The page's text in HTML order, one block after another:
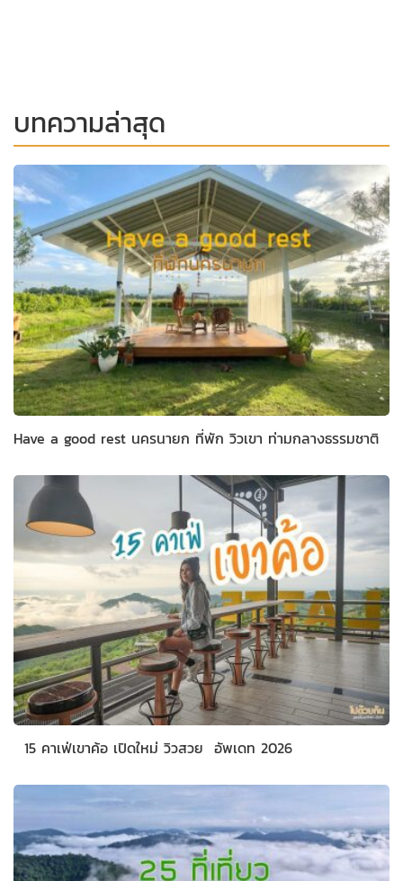
บทความล่าสุด
Have a good rest นครนายก ที่พัก วิวเขา ท่ามกลางธรรมชาติ
15 คาเฟ่เขาค้อ เปิดใหม่ วิวสวย อัพเดท 2026